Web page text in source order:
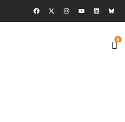
0